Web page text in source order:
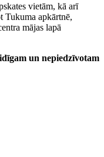
vietām, kā arī
Tukuma apkārtnē,
mājas lapā
un nepiedzīvotam